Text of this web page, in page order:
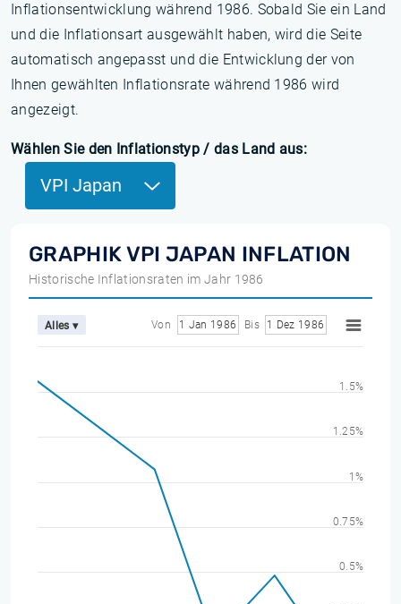
Inflationsentwicklung während 1986. Sobald Sie ein Land
und die Inflationsart ausgewählt haben, wird die Seite
automatisch angepasst und die Entwicklung der von
Ihnen gewählten Inflationsrate während 1986 wird
angezeigt.
Wählen Sie den Inflationstyp / das Land aus:
VPI Japan
GRAPHIK VPI JAPAN INFLATION
Historische Inflationsraten im Jahr 1986
Alles ▾ Von 1 Jan 1986 Bis 1 Dez 1986
0.5%
0.75%
1%
1.25%
1.5%